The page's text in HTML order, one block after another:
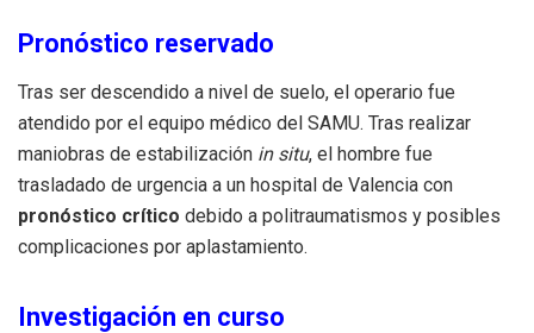
Pronóstico reservado
Tras ser descendido a nivel de suelo, el operario fue
atendido por el equipo médico del SAMU. Tras realizar
maniobras de estabilización in situ, el hombre fue
trasladado de urgencia a un hospital de Valencia con
pronóstico crítico debido a politraumatismos y posibles
complicaciones por aplastamiento.
Investigación en curso